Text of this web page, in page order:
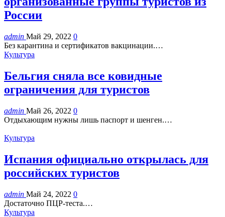
России
admin Май 29, 2022 0
Без карантина и сертификатов вакцинации.…
Культура
Бельгия сняла все ковидные
ограничения для туристов
admin Май 26, 2022 0
Отдыхающим нужны лишь паспорт и шенген.…
Культура
Испания официально открылась для
российских туристов
admin Май 24, 2022 0
Достаточно ПЦР-теста.…
Культура